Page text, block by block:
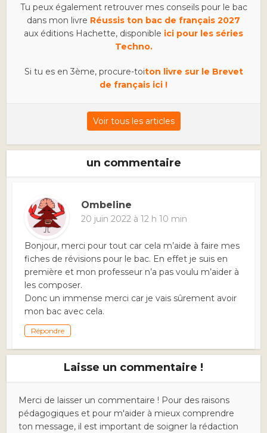
Tu peux également retrouver mes conseils pour le bac
dans mon livre Réussis ton bac de français 2027
aux éditions Hachette, disponible ici pour les séries
Techno.
Si tu es en 3ème, procure-toiton livre sur le Brevet
de français ici !
Voir tous les articles
un commentaire
Ombeline
20 juin 2022 à 12 h 10 min
Bonjour, merci pour tout car cela m’aide à faire mes
fiches de révisions pour le bac. En effet je suis en
première et mon professeur n’a pas voulu m’aider à
les composer.
Donc un immense merci car je vais sûrement avoir
mon bac avec cela.
Répondre
Laisse un commentaire !
Merci de laisser un commentaire ! Pour des raisons
pédagogiques et pour m'aider à mieux comprendre
ton message, il est important de soigner la rédaction